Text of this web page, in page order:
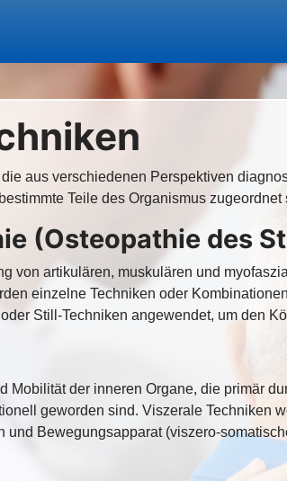
aus verschiedenen Perspektiven
Teile des Organismus zugeordnet
(Osteopathie des
von artikulären, muskulären und
einzelne Techniken oder
Still-Techniken angewendet, um den
Mobilität der inneren Organe, die primär
geworden sind. Viszerale Techniken
Bewegungsapparat (viszero-